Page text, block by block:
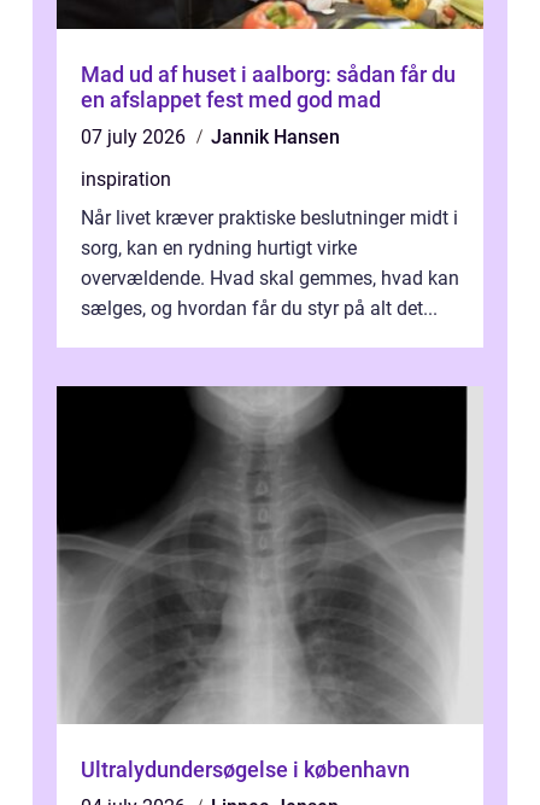
Mad ud af huset i aalborg: sådan får du
en afslappet fest med god mad
07 july 2026
Jannik Hansen
inspiration
Når livet kræver praktiske beslutninger midt i
sorg, kan en rydning hurtigt virke
overvældende. Hvad skal gemmes, hvad kan
sælges, og hvordan får du styr på alt det...
Ultralydundersøgelse i københavn